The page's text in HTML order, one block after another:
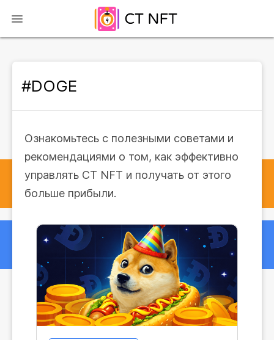
#DOGE
Ознакомьтесь с полезными советами и
рекомендациями о том, как эффективно
управлять CT NFT и получать от этого
больше прибыли.